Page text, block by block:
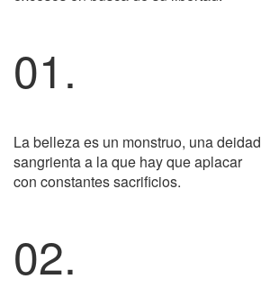
01.
La belleza es un monstruo, una deidad
sangrienta a la que hay que aplacar
con constantes sacrificios.
02.